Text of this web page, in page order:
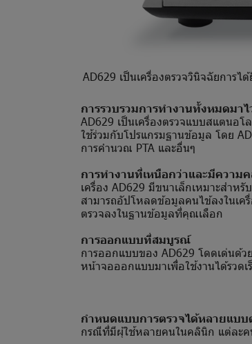
AD629 เป็นเครื่องตรวจวินิจฉัยการ
การรวบรวมการทำงานทั้งหมดมาไ
AD629 เป็นเครื่องตรวจแบบสแตนอ
ใช้ร่วมกับโปรแกรมฐานข้อมูล โดย
การคำนวณ PTA และอื่นๆ
การทำงานที่เหนือกว่าและมีความ
เครื่อง AD629 มีขนาเล็กเหมาะสำ
สามารถอัปโหลดข้อมูลคนไข้ลงในเค
ตรวจลงในฐานข้อมูลที่คุณเลือก
การออกแบบที่สมบูรณ์
การออกแบบของ AD629 โดดเด่นด้
หน้าจอออกแบบมาเพื่อใช้งานได้รวด
กำหนดแบบการตรวจได้หลายแบ
กรณีที่มีผุ้ใช้หลายคนในคลินิก แต่ละค